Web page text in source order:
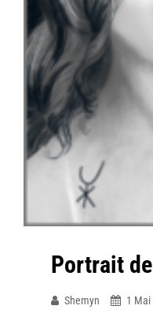
Portrait
Shemyn 1 Mai